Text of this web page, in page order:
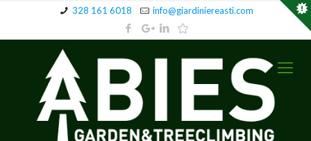
328 161 6018 info@giardiniereasti.com